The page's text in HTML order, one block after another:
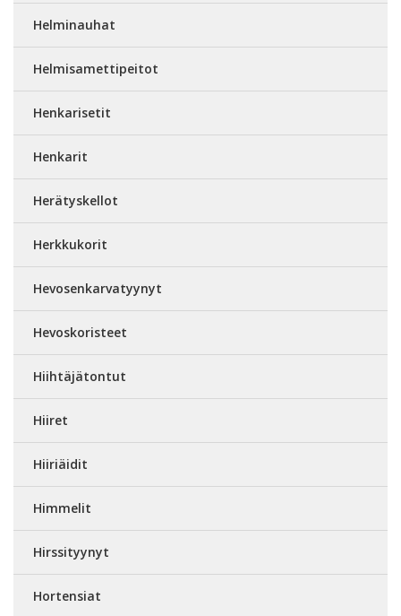
Helminauhat
Helmisamettipeitot
Henkarisetit
Henkarit
Herätyskellot
Herkkukorit
Hevosenkarvatyynyt
Hevoskoristeet
Hiihtäjätontut
Hiiret
Hiiriäidit
Himmelit
Hirssityynyt
Hortensiat